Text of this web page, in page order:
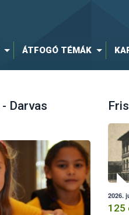
ÁTFOGÓ TÉMÁK
Darvas
2026.
125